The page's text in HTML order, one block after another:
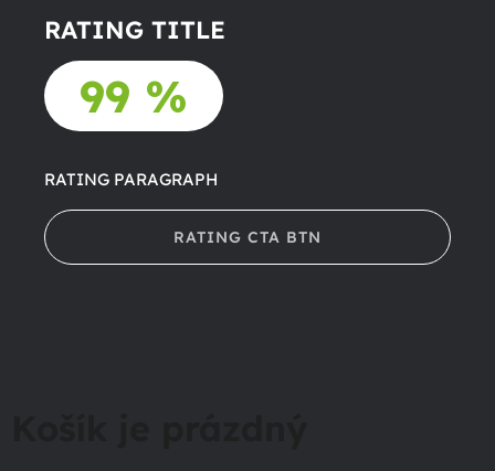
RATING TITLE
99 %
RATING PARAGRAPH
RATING CTA BTN